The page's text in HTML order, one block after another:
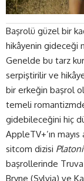
Başrolü güzel bir
hikâyenin gideceği
Genelde bu tarz
serpiştirilir ve
bir erkeğin başrol
temeli
gidebileceğini hiç
AppleTV+’ın
sitcom dizisi
başrollerinde
Bryne (Sylvia) ve